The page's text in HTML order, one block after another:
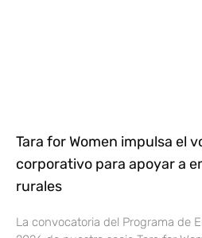
Tara for Women impulsa el
corporativo para apoyar a
rurales
La convocatoria del Programa de